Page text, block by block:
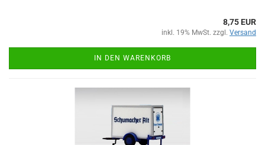
8,75 EUR
inkl. 19% MwSt. zzgl. Versand
IN DEN WARENKORB